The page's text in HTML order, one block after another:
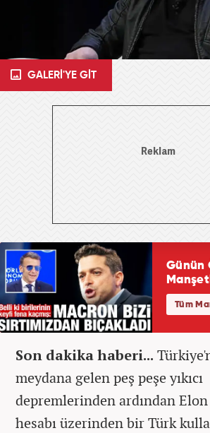
GALERİ'YE GİT
Son dakika haberi...
meydana gelen peş peşe yıkıcı
depremlerinden ardından
hesabı üzerinden bir Türk